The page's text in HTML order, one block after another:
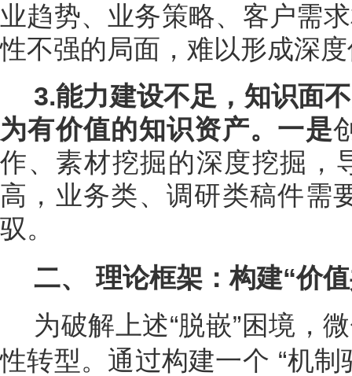
业趋势、业务策略、客户需
性不强的局面， 难以形成深
3.能力建设不足，知识面
为有价值的知识资产。 一是
作、素材挖掘的深度挖掘，
高，业务类、调研类稿件需
驭。
二、
理论框架：构建“价
为破解上述“脱嵌”困境，
性转型。通过构建一个 “机